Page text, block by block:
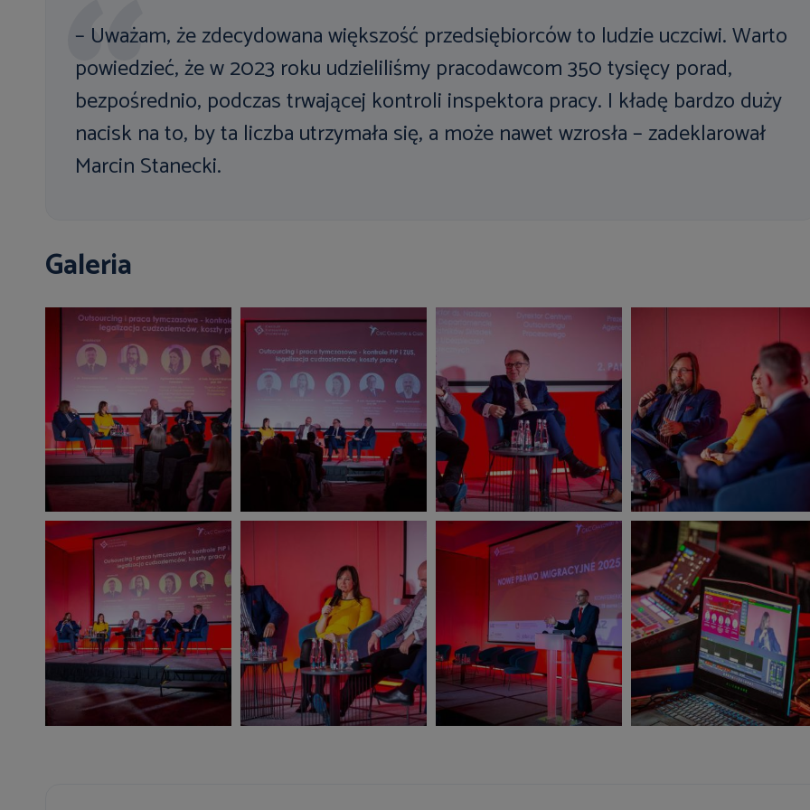
– Uważam, że zdecydowana większość przedsiębiorców to ludzie uczciwi. Warto
powiedzieć, że w 2023 roku udzieliliśmy pracodawcom 350 tysięcy porad,
bezpośrednio, podczas trwającej kontroli inspektora pracy. I kładę bardzo duży
nacisk na to, by ta liczba utrzymała się, a może nawet wzrosła – zadeklarował
Marcin Stanecki.
Galeria